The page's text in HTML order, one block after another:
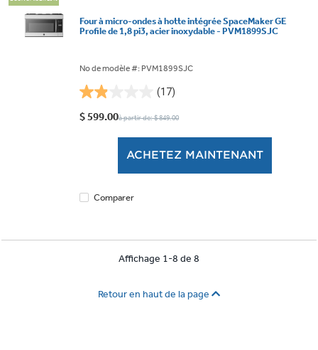
Four à micro-ondes à hotte intégrée SpaceMaker GE
Profile de 1,8 pi3, acier inoxydable - PVM1899SJC
No de modèle #: PVM1899SJC
(17)
1.9
étoile(s)
$ 599.00à partir de: $ 849.00
ACHETEZ MAINTENANT
Comparer
Affichage 1-8 de 8
Retour en haut de la page